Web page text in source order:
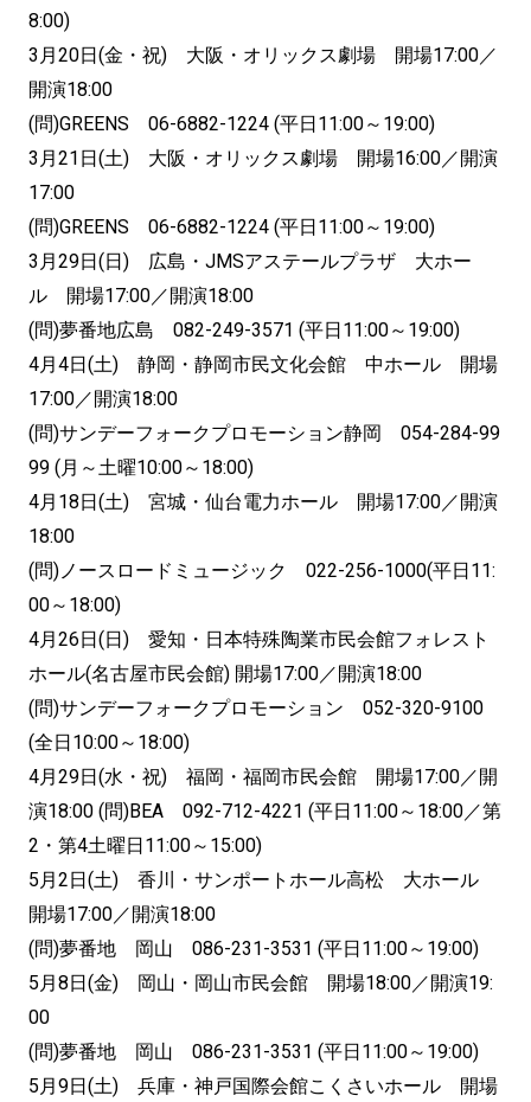
8:00)
3月20日(金・祝) 大阪・オリックス劇場 開場17:00／
開演18:00
(問)GREENS 06-6882-1224 (平日11:00～19:00)
3月21日(土) 大阪・オリックス劇場 開場16:00／開演
17:00
(問)GREENS 06-6882-1224 (平日11:00～19:00)
3月29日(日) 広島・JMSアステールプラザ 大ホー
ル 開場17:00／開演18:00
(問)夢番地広島 082-249-3571 (平日11:00～19:00)
4月4日(土) 静岡・静岡市民文化会館 中ホール 開場
17:00／開演18:00
(問)サンデーフォークプロモーション静岡 054-284-99
99 (月～土曜10:00～18:00)
4月18日(土) 宮城・仙台電力ホール 開場17:00／開演
18:00
(問)ノースロードミュージック 022-256-1000(平日11:
00～18:00)
4月26日(日) 愛知・日本特殊陶業市民会館フォレスト
ホール(名古屋市民会館) 開場17:00／開演18:00
(問)サンデーフォークプロモーション 052-320-9100
(全日10:00～18:00)
4月29日(水・祝) 福岡・福岡市民会館 開場17:00／開
演18:00 (問)BEA 092-712-4221 (平日11:00～18:00／第
2・第4土曜日11:00～15:00)
5月2日(土) 香川・サンポートホール高松 大ホール
開場17:00／開演18:00
(問)夢番地 岡山 086-231-3531 (平日11:00～19:00)
5月8日(金) 岡山・岡山市民会館 開場18:00／開演19:
00
(問)夢番地 岡山 086-231-3531 (平日11:00～19:00)
5月9日(土) 兵庫・神戸国際会館こくさいホール 開場